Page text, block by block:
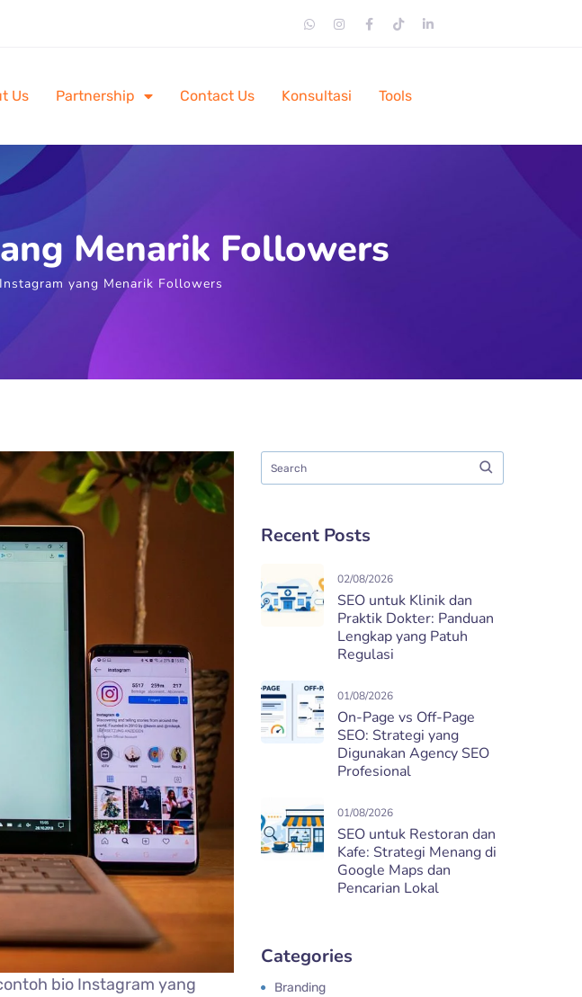
Us Partnership Contact Us Konsultasi Tools
Menarik Followers
yang Menarik Followers
bio Instagram yang
Recent Posts
02/08/2026
SEO untuk Klinik dan
Praktik Dokter: Panduan
Lengkap yang Patuh
Regulasi
01/08/2026
On-Page vs Off-Page
SEO: Strategi yang
Digunakan Agency SEO
Profesional
01/08/2026
SEO untuk Restoran dan
Kafe: Strategi Menang di
Google Maps dan
Pencarian Lokal
Categories
Branding